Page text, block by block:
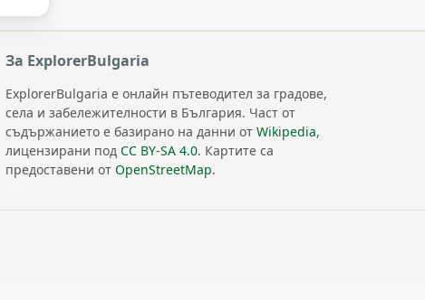
За ExplorerBulgaria
ExplorerBulgaria е онлайн пътеводител за градове,
села и забележителности в България. Част от
съдържанието е базирано на данни отWikipedia,
лицензирани подCC BY-SA 4.0. Картите са
предоставени отOpenStreetMap.